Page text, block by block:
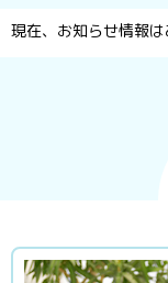
現在、お知らせ情報